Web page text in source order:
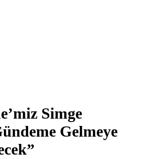
Simge
Gelmeye